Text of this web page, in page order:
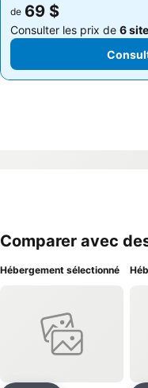
de 69 $
Consulter les prix de 6
de 69 $
Consulter les prix de 6
Comparer avec
Hébergement sélectionné